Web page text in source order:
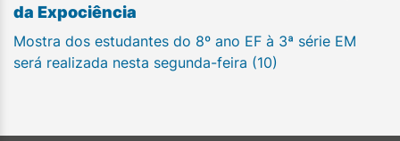
da Expociência
Mostra dos estudantes do 8º ano EF à 3ª série EM
será realizada nesta segunda-feira (10)